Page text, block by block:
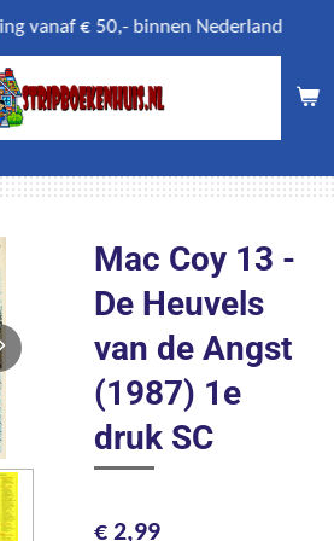
vanaf € 50,- binnen Nederland
Mac Coy 13 -
De Heuvels
van de Angst
(1987) 1e
druk SC
€ 2,99